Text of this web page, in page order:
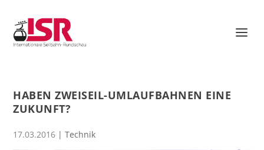
HABEN ZWEISEIL-UMLAUFBAHNEN EINE
ZUKUNFT?
17.03.2016 |Technik